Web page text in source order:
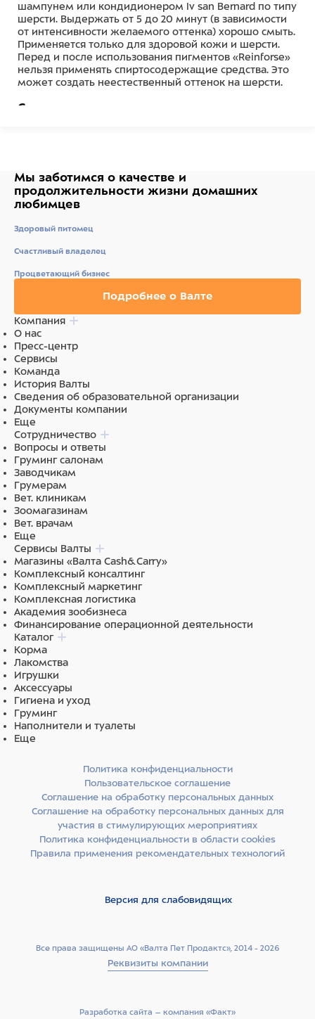
шампунем или кондидионером Iv san Bernard по типу
шерсти. Выдержать от 5 до 20 минут (в зависимости
от интенсивности желаемого оттенка) хорошо смыть.
Применяется только для здоровой кожи и шерсти.
Перед и после использования пигментов «Reinforse»
нельзя применять спиртосодержащие средства. Это
может создать неестественный оттенок на шерсти.
Состав
(<0,1%).
Ингредиенты
полимерный материал
Мы заботимся о качестве и
продолжительности жизни домашних
любимцев
Здоровый питомец
Счастливый владелец
Процветающий бизнес
Подробнее о Валте
Компания
О нас
Пресс-центр
Сервисы
Команда
История Валты
Сведения об образовательной организации
Документы компании
Еще
Сотрудничество
Вопросы и ответы
Груминг салонам
Заводчикам
Грумерам
Вет. клиникам
Зоомагазинам
Вет. врачам
Еще
Сервисы Валты
Магазины «Валта Cash&Carry»
Комплексный консалтинг
Комплексный маркетинг
Комплексная логистика
Академия зообизнеса
Финансирование операционной деятельности
Каталог
Корма
Лакомства
Игрушки
Аксессуары
Гигиена и уход
Груминг
Наполнители и туалеты
Еще
Все права защищены АО «Валта Пет Продактс», 2014 - 2026
Реквизиты компании
Политика конфиденциальности
Пользовательское соглашение
Соглашение на обработку персональных данных
Соглашение на обработку персональных данных для
участия в стимулирующих мероприятиях
Политика конфиденциальности в области cookies
Правила применения рекомендательных технологий
Версия для слабовидящих
Разработка сайта –­ компания «Факт»